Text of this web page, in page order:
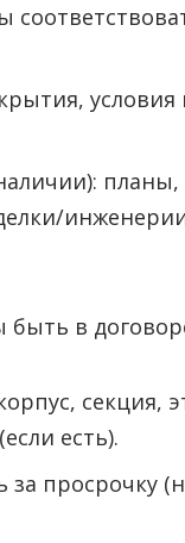
в
секция,
есть).
просрочку